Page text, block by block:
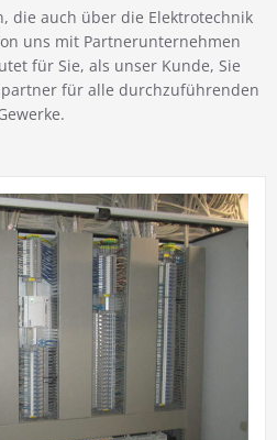
die auch über die Elektrotechnik
uns mit Partnerunternehmen
für Sie, als unser Kunde, Sie
für alle durchzuführenden